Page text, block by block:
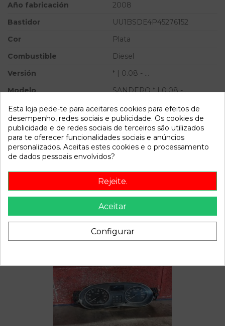
Año fabricación
2008
Bastidor
UU1BSDE4P45276152
Cor
Plata
Combustible
Diesel
Versión
* | 0.08 - ...
Modelo
SANDERO * | 0.08 - ...
Referência
785708
Disponível a partir de: 2022-04-04
Descrição
Recambio de mando calefaccion aire acondicionado para
dacia sandero | 0.08 - ... | 0.08 - ... referencia OEM IAM
Também poderá gostar
Esta loja pede-te para aceitares cookies para efeitos de
desempenho, redes sociais e publicidade. Os cookies de
publicidade e de redes sociais de terceiros são utilizados
para te oferecer funcionalidades sociais e anúncios
personalizados. Aceitas estes cookies e o processamento
de dados pessoais envolvidos?
Rejeite.
Aceitar
Configurar